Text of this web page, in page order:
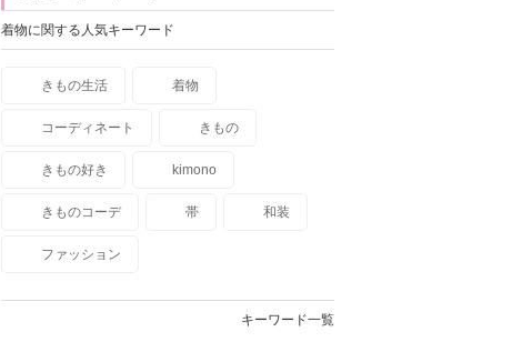
着物に関する人気キーワード
きもの生活 着物
コーディネート きもの
きもの好き kimono
きものコーデ 帯 和装
ファッション
キーワード一覧